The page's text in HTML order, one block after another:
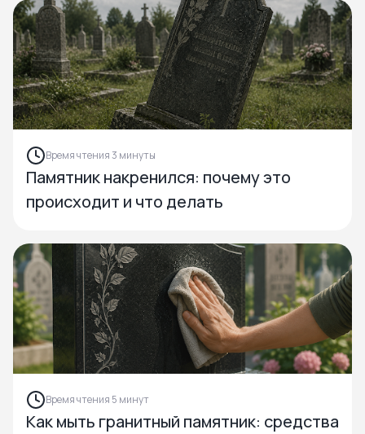
Время чтения 3 минуты
Памятник накренился: почему это
происходит и что делать
Время чтения 5 минут
Как мыть гранитный памятник: средства